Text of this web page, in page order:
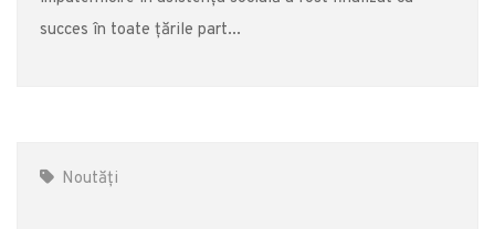
succes în toate țările part...
Noutăți